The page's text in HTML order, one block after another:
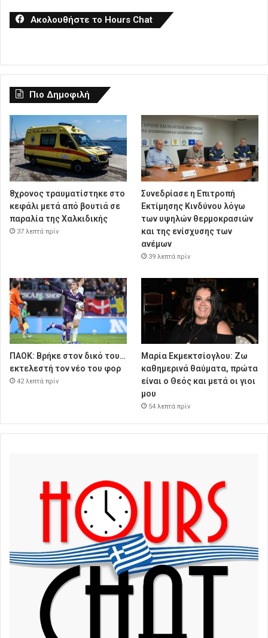
Ακολουθήστε το Hours Chat
Πιο Δημοφιλή
8χρονος τραυματίστηκε στο
κεφάλι μετά από βουτιά σε
παραλία της Χαλκιδικής
37 λεπτά πρίν
Συνεδρίασε η Επιτροπή
Εκτίμησης Κινδύνου λόγω
των υψηλών θερμοκρασιών
και της ενίσχυσης των
ανέμων
39 λεπτά πρίν
ΠΑΟΚ: Βρήκε στον δικό του…
εκτελεστή τον νέο του φορ
42 λεπτά πρίν
Μαρία Εκμεκτσίογλου: Ζω
καθημερινά θαύματα, πρώτα
είναι ο Θεός και μετά οι γιοι
μου
54 λεπτά πρίν